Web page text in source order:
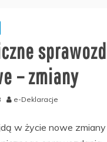
– zmiany
e-Deklaracje
w życie nowe